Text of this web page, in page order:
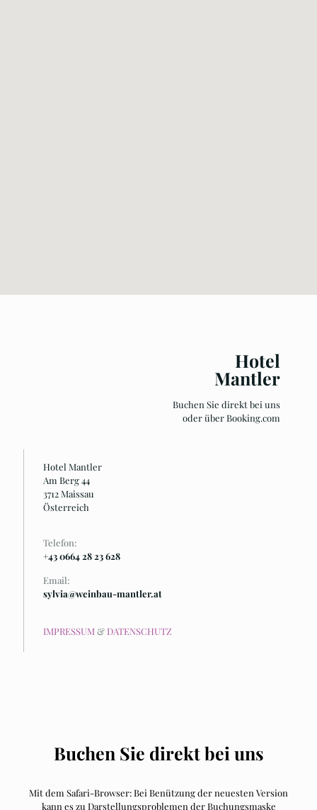
Hotel
Mantler
Buchen Sie direkt bei uns
oder über Booking.com
Hotel Mantler
Am Berg 44
3712 Maissau
Österreich
Telefon:
+43 0664 28 23 628
Email:
sylvia@weinbau-mantler.at
IMPRESSUM& DATENSCHUTZ
Buchen Sie direkt bei uns
Mit dem Safari-Browser: Bei Benützung der neuesten Version
kann es zu Darstellungsproblemen der Buchungsmaske